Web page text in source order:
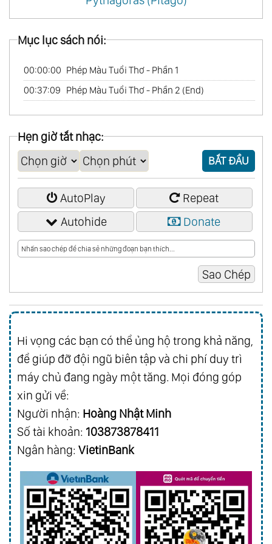
Mục lục sách nói:
00:00:00 Phép Màu Tuổi Thơ - Phần 1
00:37:09 Phép Màu Tuổi Thơ - Phần 2 (End)
Hẹn giờ tắt nhạc:
BẮT ĐẦU
AutoPlay
Repeat
Autohide
Donate
Hi vọng các bạn có thể ủng hộ trong khả năng,
để giúp đỡ đội ngũ biên tập và chi phí duy trì
máy chủ đang ngày một tăng. Mọi đóng góp
xin gửi về:
Người nhận: Hoàng Nhật Minh
Số tài khoản: 103873878411
Ngân hàng: VietinBank